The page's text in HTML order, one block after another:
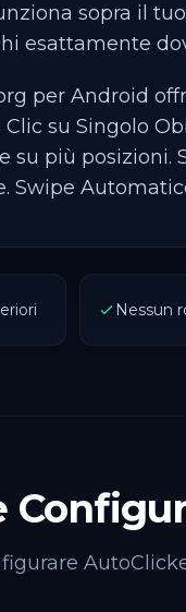
sopra il
esattamente
per Android
su Singolo
su più posizioni.
Swipe
Nessun